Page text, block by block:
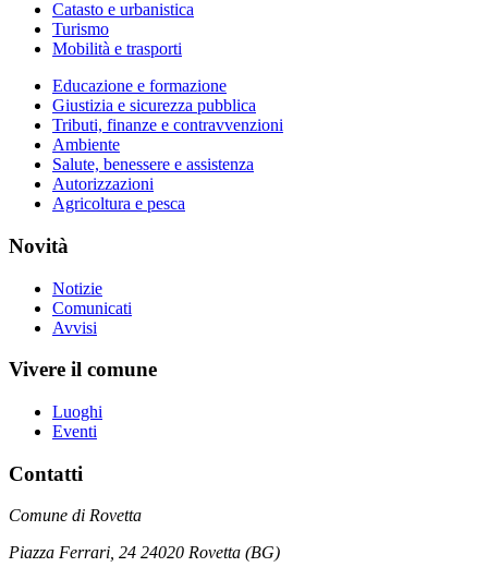
Catasto e urbanistica
Turismo
Mobilità e trasporti
Educazione e formazione
Giustizia e sicurezza pubblica
Tributi, finanze e contravvenzioni
Ambiente
Salute, benessere e assistenza
Autorizzazioni
Agricoltura e pesca
Novità
Notizie
Comunicati
Avvisi
Vivere il comune
Luoghi
Eventi
Contatti
Comune di Rovetta
Piazza Ferrari, 24 24020 Rovetta (BG)